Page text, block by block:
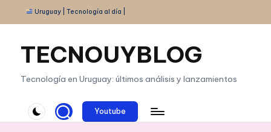
Saltar
contenido
Uruguay | Tecnología al día |
TECNOUYBLOG
Tecnología en Uruguay: últimos análisis y lanzamientos
Youtube